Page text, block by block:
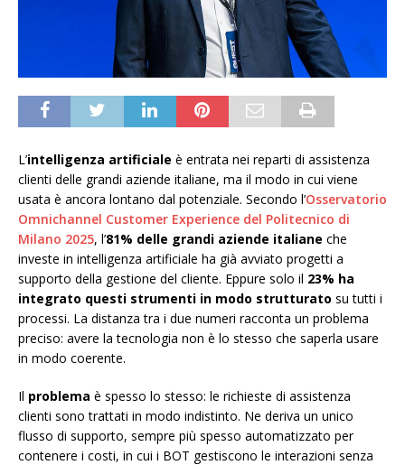
L’intelligenza artificiale è entrata nei reparti di assistenza
clienti delle grandi aziende italiane, ma il modo in cui viene
usata è ancora lontano dal potenziale. Secondo l’Osservatorio
Omnichannel Customer Experience del Politecnico di
Milano 2025, l’81% delle grandi aziende italiane che
investe in intelligenza artificiale ha già avviato progetti a
supporto della gestione del cliente. Eppure solo il 23% ha
integrato questi strumenti in modo strutturato su tutti i
processi. La distanza tra i due numeri racconta un problema
preciso: avere la tecnologia non è lo stesso che saperla usare
in modo coerente.
Il problema è spesso lo stesso: le richieste di assistenza
clienti sono trattati in modo indistinto. Ne deriva un unico
flusso di supporto, sempre più spesso automatizzato per
contenere i costi, in cui i BOT gestiscono le interazioni senza